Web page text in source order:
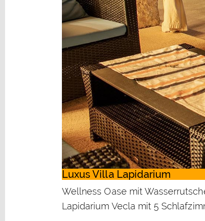
Luxus Villa Lapidarium
Wellness Oase mit
Lapidarium Vecla mit 5